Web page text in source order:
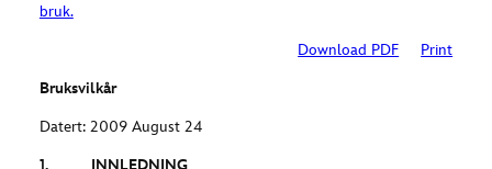
bruk.
Download PDF Print
Bruksvilkår
Datert: 2009 August 24